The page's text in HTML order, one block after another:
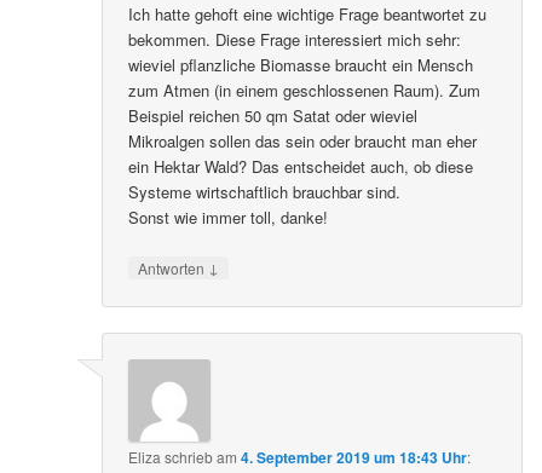
Ich hatte gehoft eine wichtige Frage beantwortet zu
bekommen. Diese Frage interessiert mich sehr:
wieviel pflanzliche Biomasse braucht ein Mensch
zum Atmen (in einem geschlossenen Raum). Zum
Beispiel reichen 50 qm Satat oder wieviel
Mikroalgen sollen das sein oder braucht man eher
ein Hektar Wald? Das entscheidet auch, ob diese
Systeme wirtschaftlich brauchbar sind.
Sonst wie immer toll, danke!
Antworten ↓
Eliza schriebam4. September 2019 um 18:43 Uhr: